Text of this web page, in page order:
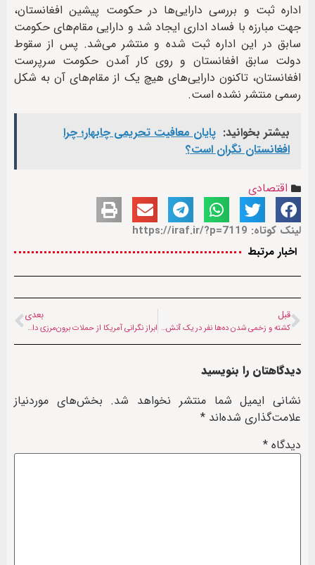
اداره ثبت و بررسی دارایی‌ها در حکومت پیشین افغانستان،
جهت مبارزه با فساد اداری ایجاد شد و دارایی مقام‌های حکومت
سابق در این اداره ثبت شده و منتشر می‌شد. پس از سقوط
دولت سابق افغانستان و روی کار آمدن حکومت سرپرست
افغانستان، تاکنون دارایی‌های هیچ یک از مقام‌های آن به شکل
رسمی منتشر نشده است.
بیشتر بخوانید: پایان معافیت تحریمی‌ چابهار؛ چرا
افغانستان نگران است؟
اقتصادی
لینک کوتاه: https://iraf.ir/?p=7119
اخبار مرتبط
قبل
کشته و زخمی شدن ده‌ها نفر در یک آتش‌سوزی در چین
بعدی
ابراز نگرانی آمریکا از حملات برون‌مرزی داعش در افغانستان
دیدگاهتان را بنویسید
نشانی ایمیل شما منتشر نخواهد شد. بخش‌های موردنیاز
علامت‌گذاری شده‌اند *
دیدگاه *